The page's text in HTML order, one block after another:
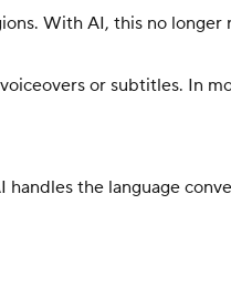
With AI, this no longer
or subtitles. In
the language